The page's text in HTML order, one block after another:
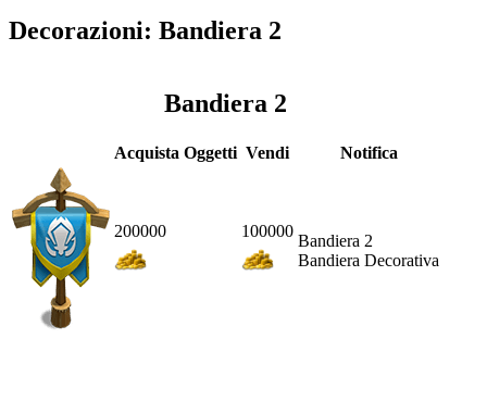
Decorazioni: Bandiera 2
Bandiera 2
Acquista Oggetti Vendi Notifica
200000 100000
Bandiera 2
Bandiera Decorativa